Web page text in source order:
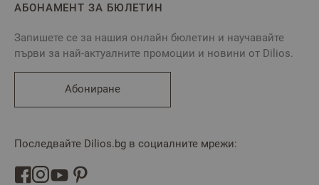
АБОНАМЕНТ ЗА БЮЛЕТИН
Запишете се за нашия онлайн бюлетин и научавайте
първи за най-актуалните промоции и новини от Dilios.
Абониране
Последвайте Dilios.bg в социалните мрежи: